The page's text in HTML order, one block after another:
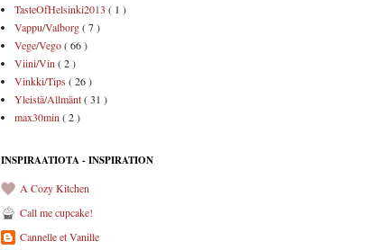
TasteOfHelsinki2013 ( 1 )
Vappu/Valborg( 7 )
Vege/Vego( 66 )
Viini/Vin ( 2 )
Vinkki/Tips ( 26 )
Yleistä/Allmänt( 31 )
max30min ( 2 )
INSPIRAATIOTA - INSPIRATION
A Cozy Kitchen
Call me cupcake!
Cannelle et Vanille